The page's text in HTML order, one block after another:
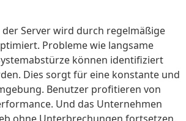
der Server wird durch regelmäßige
Probleme wie langsame
können identifiziert
Dies sorgt für eine konstante und
Benutzer profitieren von
Und das Unternehmen